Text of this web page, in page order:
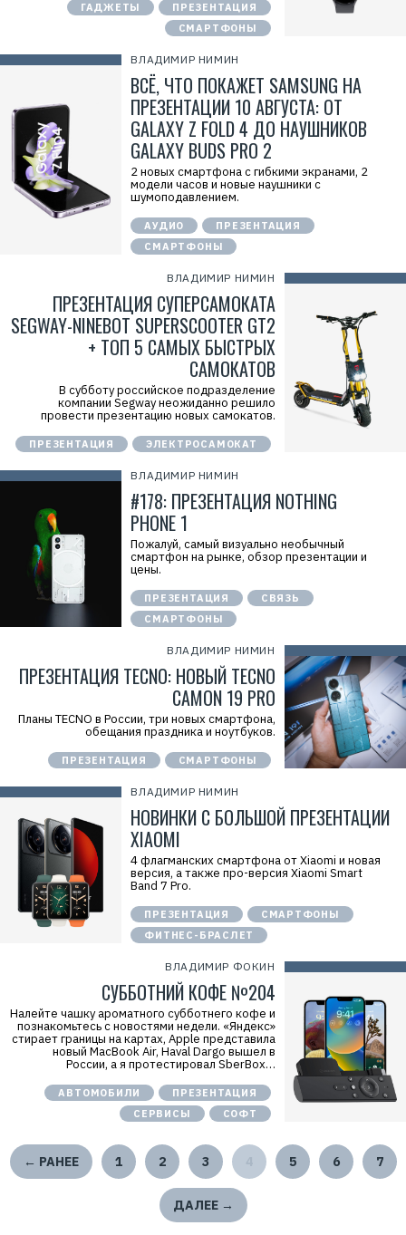
ГАДЖЕТЫ
ПРЕЗЕНТАЦИЯ
СМАРТФОНЫ
ВЛАДИМИР НИМИН
ВСЁ, ЧТО ПОКАЖЕТ SAMSUNG НА
ПРЕЗЕНТАЦИИ 10 АВГУСТА: ОТ
GALAXY Z FOLD 4 ДО НАУШНИКОВ
GALAXY BUDS PRO 2
2 новых смартфона с гибкими экранами, 2
модели часов и новые наушники с
шумоподавлением.
АУДИО
ПРЕЗЕНТАЦИЯ
СМАРТФОНЫ
ВЛАДИМИР НИМИН
ПРЕЗЕНТАЦИЯ СУПЕРСАМОКАТА
SEGWAY-NINEBOT SUPERSCOOTER GT2
+ ТОП 5 САМЫХ БЫСТРЫХ
САМОКАТОВ
В субботу российское подразделение
компании Segway неожиданно решило
провести презентацию новых самокатов.
ПРЕЗЕНТАЦИЯ ЭЛЕКТРОСАМОКАТ
ВЛАДИМИР НИМИН
#178: ПРЕЗЕНТАЦИЯ NOTHING
PHONE 1
Пожалуй, самый визуально необычный
смартфон на рынке, обзор презентации и
цены.
ПРЕЗЕНТАЦИЯ
СВЯЗЬ
СМАРТФОНЫ
ВЛАДИМИР НИМИН
ПРЕЗЕНТАЦИЯ TECNO: НОВЫЙ TECNO
CAMON 19 PRO
Планы TECNO в России, три новых смартфона,
обещания праздника и ноутбуков.
ПРЕЗЕНТАЦИЯ СМАРТФОНЫ
ВЛАДИМИР НИМИН
НОВИНКИ С БОЛЬШОЙ ПРЕЗЕНТАЦИИ
XIAOMI
4 флагманских смартфона от Xiaomi и новая
версия, а также про-версия Xiaomi Smart
Band 7 Pro.
ПРЕЗЕНТАЦИЯ
СМАРТФОНЫ
ФИТНЕС-БРАСЛЕТ
ВЛАДИМИР ФОКИН
СУББОТНИЙ КОФЕ №204
Налейте чашку ароматного субботнего кофе и
познакомьтесь с новостями недели. «Яндекс»
стирает границы на картах, Apple представила
новый MacBook Air, Haval Dargo вышел в
России, а я протестировал SberBox…
АВТОМОБИЛИ
ПРЕЗЕНТАЦИЯ
СЕРВИСЫ
СОФТ
← РАНЕЕ 1 2 3 5 6 7
ДАЛЕЕ →